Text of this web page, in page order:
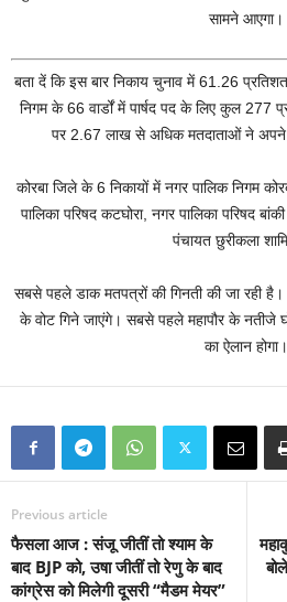
सामने आएगा।
बता दें कि इस बार निकाय चुनाव में 61.26
निगम के 66 वार्डों में पार्षद पद के लिए कुल 277
पर 2.67 लाख से अधिक मतदाताओं ने अपने
कोरबा जिले के 6 निकायों में नगर पालिक निगम
पालिका परिषद कटघोरा, नगर पालिका परिषद
पंचायत छुरीकला
सबसे पहले डाक मतपत्रों की गिनती की जा रही
के वोट गिने जाएंगे। सबसे पहले महापौर के नतीजे
का ऐलान होगा।
Previous article
फैसला आज : संजू जीतीं तो श्याम के
बाद BJP को, उषा जीतीं तो रेणु के बाद
कांग्रेस को मिलेगी दूसरी “मैडम मेयर”